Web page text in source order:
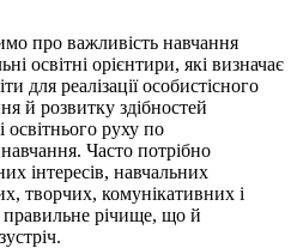
про важливість навчання
освітні орієнтири, які визначає
для реалізації особистісного
й розвитку здібностей
освітнього руху по
Часто потрібно
інтересів, навчальних
творчих, комунікативних і
правильне річище, що й